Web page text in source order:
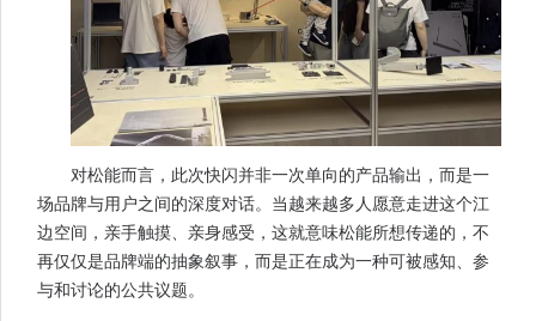
对松能而言，此次快闪并非一次单向的产品输出，而是一
场品牌与用户之间的深度对话。当越来越多人愿意走进这个江
边空间，亲手触摸、亲身感受，这就意味松能所想传递的，不
再仅仅是品牌端的抽象叙事，而是正在成为一种可被感知、参
与和讨论的公共议题。